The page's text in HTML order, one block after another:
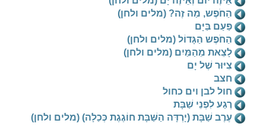
הַחֹפֶש, מַה זֶה? (מלים ולחן)
פַּעַם בַּיָּם
הַחֹפֶש הַגָּדוֹל (מלים ולחן)
לָצֵאת מֵהַמַּיִם (מלים ולחן)
צִיּוּר שֶׁל יָם
חצב
חול לבן וים כחול
רֶגַע לִפְנֵי שַׁבָּת
עֶרֶב שַׁבָּת (יָרְדָּה הַשַּׁבָּת חוֹגֶגֶת כְּכַלָה) (מלים ולחן)